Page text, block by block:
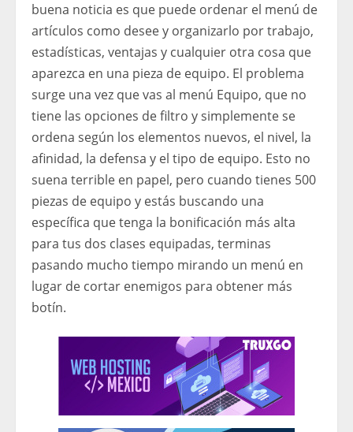
buena noticia es que puede ordenar el menú de
artículos como desee y organizarlo por trabajo,
estadísticas, ventajas y cualquier otra cosa que
aparezca en una pieza de equipo. El problema
surge una vez que vas al menú Equipo, que no
tiene las opciones de filtro y simplemente se
ordena según los elementos nuevos, el nivel, la
afinidad, la defensa y el tipo de equipo. Esto no
suena terrible en papel, pero cuando tienes 500
piezas de equipo y estás buscando una
específica que tenga la bonificación más alta
para tus dos clases equipadas, terminas
pasando mucho tiempo mirando un menú en
lugar de cortar enemigos para obtener más
botín.